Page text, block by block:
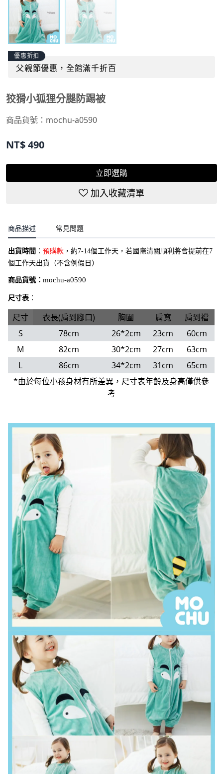
優惠折扣
父親節優惠，全館滿千折百
狡猾小狐狸分腿防踢被
商品貨號： mochu-a0590
NT$490
立即選購
加入收藏清單
商品描述 常見問題
出貨時間 ： 預購款 ，約7-14個工作天，若國際清關順利將會提前在7
個工作天出貨（不含例假日）
商品貨號： mochu-a0590
尺寸表 ：
尺寸 衣長(肩到腳口) 胸圍 肩寬
肩到襠
S
78cm 26*2cm 23cm
60cm
M
82cm 30*2cm 27cm
63cm
L
86cm 34*2cm 31cm
65cm
*由於每位小孩身材有所差異，尺寸表年齡及身高僅供參
考